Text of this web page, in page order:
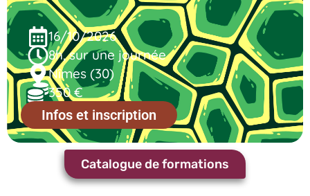
16/10/2026
8h, sur une journée
Nîmes (30)
350 €
Infos et inscription
Catalogue de formations